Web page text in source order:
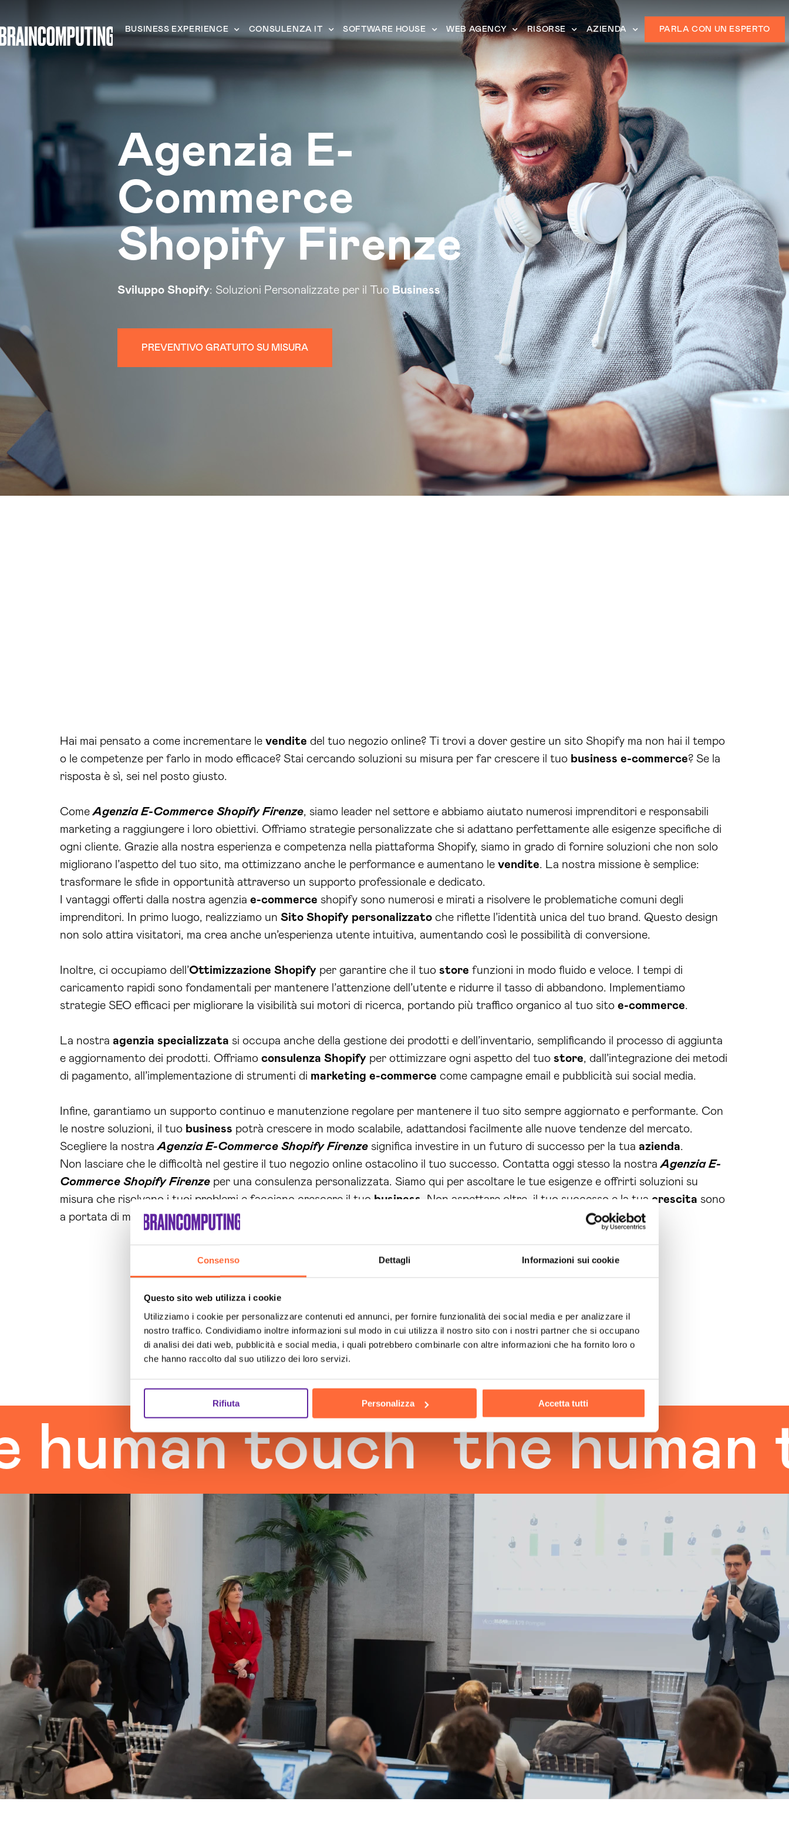
Consenso Dettagli Informazioni sui cookie
Questo sito web utilizza i cookie
Utilizziamo i cookie per personalizzare contenuti ed annunci, per fornire funzionalità dei social media e per analizzare il
nostro traffico. Condividiamo inoltre informazioni sul modo in cui utilizza il nostro sito con i nostri partner che si occupano
di analisi dei dati web, pubblicità e social media, i quali potrebbero combinarle con altre informazioni che ha fornito loro o
che hanno raccolto dal suo utilizzo dei loro servizi.
Rifiuta Personalizza Accetta tutti
BUSINESS EXPERIENCE CONSULENZA IT SOFTWARE HOUSE WEB AGENCY RISORSE AZIENDA PARLA CON UN ESPERTO
Agenzia E-
Commerce
Shopify Firenze
Sviluppo Shopify: Soluzioni Personalizzate per il Tuo Business
PREVENTIVO GRATUITO SU MISURA
Hai mai pensato a come incrementare le vendite del tuo negozio online? Ti trovi a dover gestire un sito Shopify ma non hai il tempo
o le competenze per farlo in modo efficace? Stai cercando soluzioni su misura per far crescere il tuo business e-commerce? Se la
risposta è sì, sei nel posto giusto.
ComeAgenzia E-Commerce Shopify Firenze, siamo leader nel settore e abbiamo aiutato numerosi imprenditori e responsabili
marketing a raggiungere i loro obiettivi. Offriamo strategie personalizzate che si adattano perfettamente alle esigenze specifiche di
ogni cliente. Grazie alla nostra esperienza e competenza nella piattaforma Shopify, siamo in grado di fornire soluzioni che non solo
migliorano l’aspetto del tuo sito, ma ottimizzano anche le performance e aumentano le vendite. La nostra missione è semplice:
trasformare le sfide in opportunità attraverso un supporto professionale e dedicato.
I vantaggi offerti dalla nostra agenzia e-commerce shopify sono numerosi e mirati a risolvere le problematiche comuni degli
imprenditori. In primo luogo, realizziamo un Sito Shopify personalizzato che riflette l’identità unica del tuo brand. Questo design
non solo attira visitatori, ma crea anche un’esperienza utente intuitiva, aumentando così le possibilità di conversione.
Inoltre, ci occupiamo dell’Ottimizzazione Shopify per garantire che il tuo store funzioni in modo fluido e veloce. I tempi di
caricamento rapidi sono fondamentali per mantenere l’attenzione dell’utente e ridurre il tasso di abbandono. Implementiamo
strategie SEO efficaci per migliorare la visibilità sui motori di ricerca, portando più traffico organico al tuo sito e-commerce.
La nostra agenzia specializzata si occupa anche della gestione dei prodotti e dell’inventario, semplificando il processo di aggiunta
e aggiornamento dei prodotti. Offriamo consulenza Shopify per ottimizzare ogni aspetto del tuo store, dall’integrazione dei metodi
di pagamento, all’implementazione di strumenti di marketing e-commerce come campagne email e pubblicità sui social media.
Infine, garantiamo un supporto continuo e manutenzione regolare per mantenere il tuo sito sempre aggiornato e performante. Con
le nostre soluzioni, il tuo business potrà crescere in modo scalabile, adattandosi facilmente alle nuove tendenze del mercato.
Scegliere la nostraAgenzia E-Commerce Shopify Firenze significa investire in un futuro di successo per la tua azienda.
Non lasciare che le difficoltà nel gestire il tuo negozio online ostacolino il tuo successo. Contatta oggi stesso la nostraAgenzia E-
Commerce Shopify Firenze per una consulenza personalizzata. Siamo qui per ascoltare le tue esigenze e offrirti soluzioni su
misura che risolvano i tuoi problemi e facciano crescere il tuo business . Non aspettare oltre, il tuo successo e la tua crescita sono
a portata di mano. Insieme possiamo trasformare il tuo sogno di un
touch the human